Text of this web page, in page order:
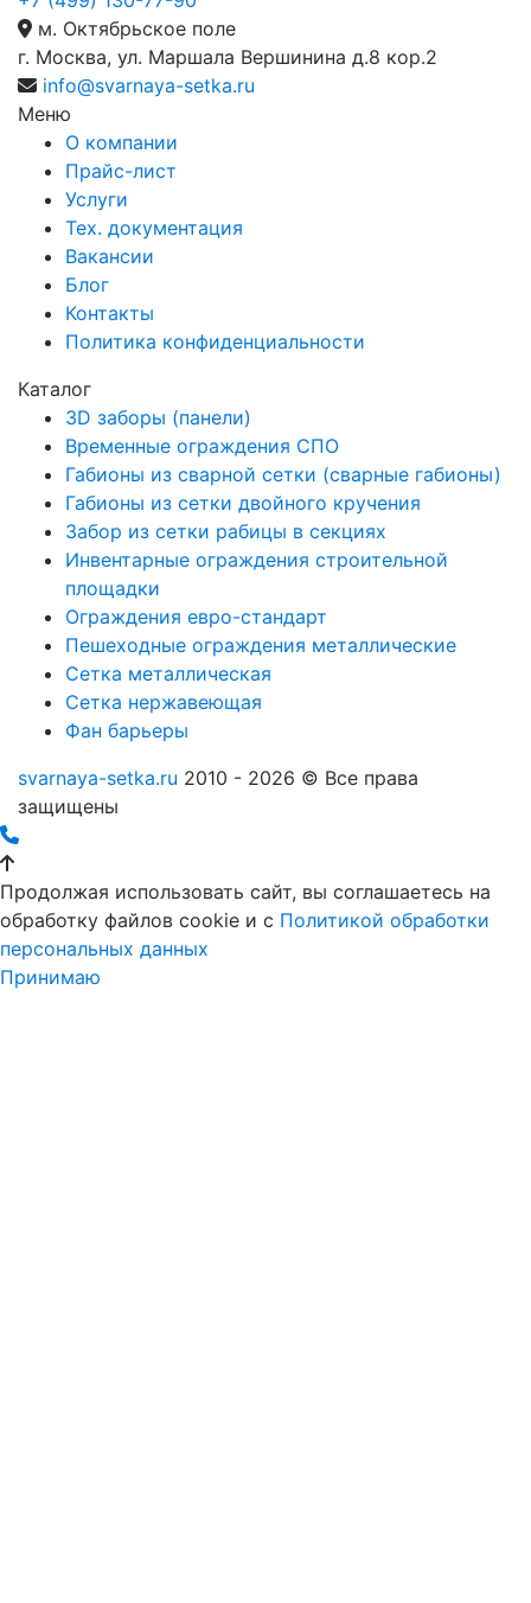
м. Октябрьское поле
г. Москва, ул. Маршала Вершинина д.8 кор.2
info@svarnaya-setka.ru
Меню
О компании
Прайс-лист
Услуги
Тех. документация
Вакансии
Блог
Контакты
Политика конфиденциальности
Каталог
3D заборы (панели)
Временные ограждения СПО
Габионы из сварной сетки (сварные габионы)
Габионы из сетки двойного кручения
Забор из сетки рабицы в секциях
Инвентарные ограждения строительной
площадки
Ограждения евро-стандарт
Пешеходные ограждения металлические
Сетка металлическая
Сетка нержавеющая
Фан барьеры
svarnaya-setka.ru 2010 - 2026 © Все права
защищены
Продолжая использовать сайт, вы соглашаетесь на
обработку файлов cookie и c Политикой обработки
персональных данных
Принимаю